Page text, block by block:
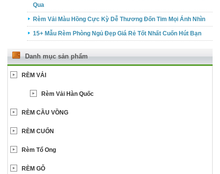
Qua
Rèm Vải Màu Hồng Cực Kỳ Dễ Thương Đốn Tim Mọi Ánh Nhìn
15+ Mẫu Rèm Phòng Ngủ Đẹp Giá Rẻ Tốt Nhất Cuốn Hút Bạn
Danh mục sản phẩm
RÈM VẢI
Rèm Vải Hàn Quốc
RÈM CẦU VỒNG
RÈM CUỐN
Rèm Tổ Ong
RÈM GỖ